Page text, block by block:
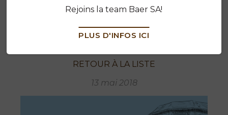
Rejoins la team Baer SA!
PLUS D'INFOS ICI
Festival de la Tour
RETOUR À LA LISTE
13 mai 2018